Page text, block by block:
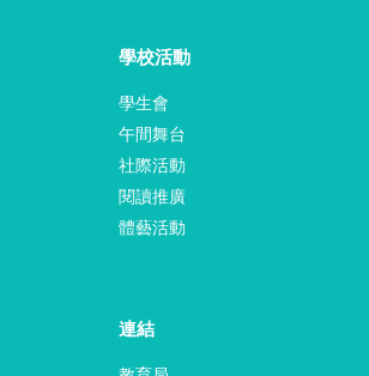
學校活動
學生會
午間舞台
社際活動
閱讀推廣
體藝活動
連結